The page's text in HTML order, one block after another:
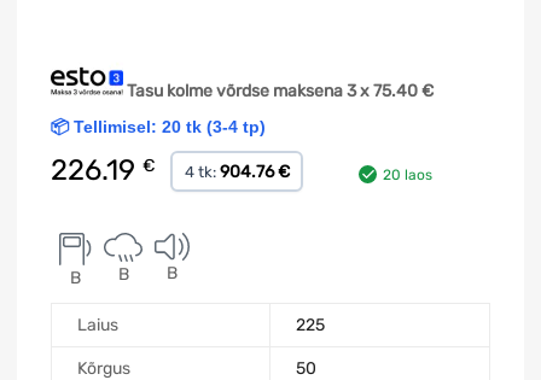
Tasu kolme võrdse maksena 3 x75.40€
📦 Tellimisel: 20 tk (3-4 tp)
226.19 € 4 tk: 904.76 € 20 laos
B B B
Laius 225
Kõrgus 50